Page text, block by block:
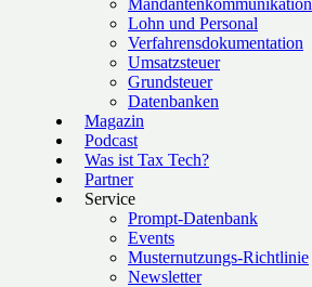
Mandantenkommunikation
Lohn und Personal
Verfahrensdokumentation
Umsatzsteuer
Grundsteuer
Datenbanken
Magazin
Podcast
Was ist Tax Tech?
Partner
Service
Prompt-Datenbank
Events
Musternutzungs-Richtlinie
Newsletter